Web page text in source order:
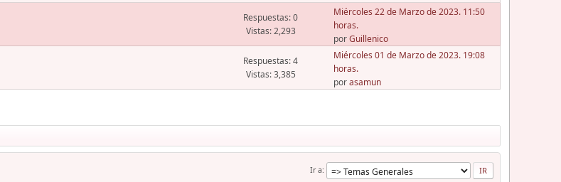
Respuestas: 0
Vistas: 2,293
Miércoles 22 de Marzo de 2023. 11:50
horas.
porGuillenico
Respuestas: 4
Vistas: 3,385
Miércoles 01 de Marzo de 2023. 19:08
horas.
porasamun
Ir a